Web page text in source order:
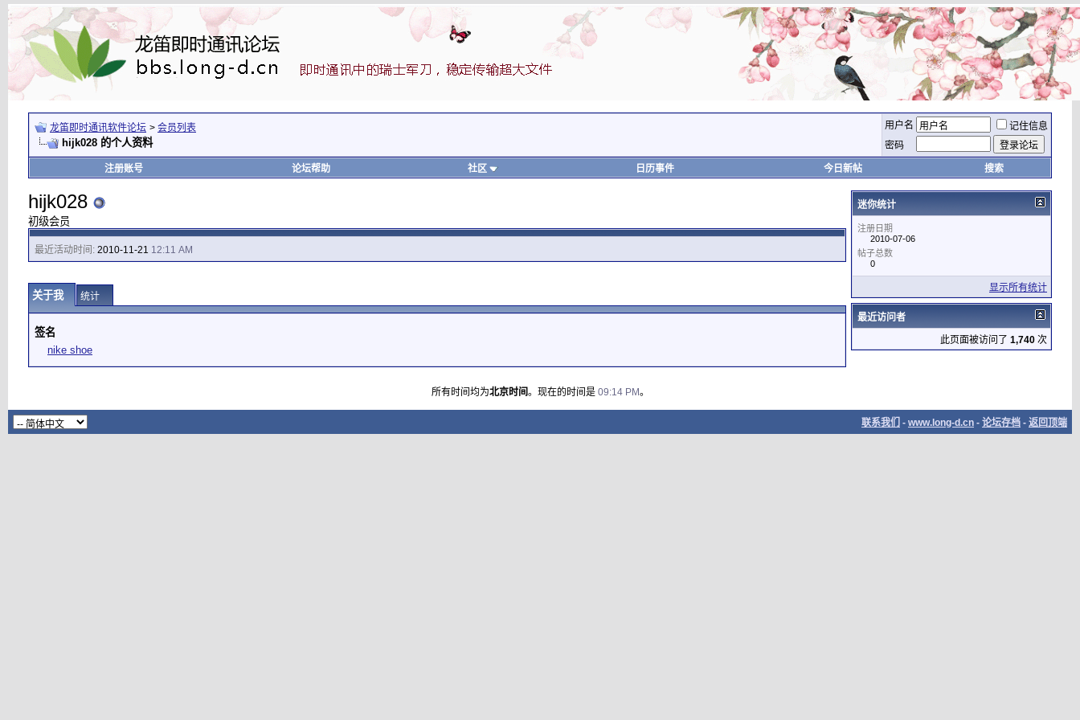
龙笛即时通讯软件论坛 > 会员列表
hijk028 的个人资料
用户名
记住信息
密码
注册账号 论坛帮助 社区 日历事件 今日新帖 搜索
hijk028
初级会员
最近活动时间: 2010-11-21 12:11 AM
关于我 统计
签名
nike shoe
迷你统计
注册日期
2010-07-06
帖子总数
0
显示所有统计
最近访问者
此页面被访问了 1,740 次
所有时间均为北京时间。现在的时间是 09:14 PM。
联系我们 - www.long-d.cn - 论坛存档 - 返回顶端